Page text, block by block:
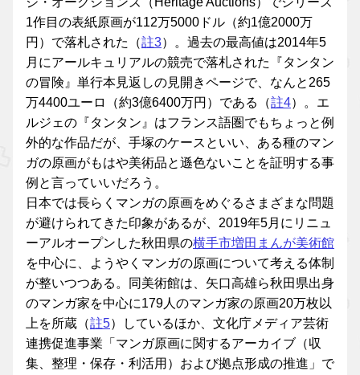
1作目の表紙原画が112万5000ドル（約1億2000万
円）で落札された（註3）。過去の最高値は2014年5
月にアールキュリアルの競売で落札された『タンタン
の冒険』単行本見返しの見開きページで、なんと265
万4400ユーロ（約3億6400万円）である（註4）。エ
ルジェの『タンタン』はフランス語圏でもちょっと例
外的な作品だが、手塚のケースといい、ある種のマン
ガの原画がもはや美術品と遜色ないことを証明する事
例と言っていいだろう。
日本では長らくマンガの原画をめぐるさまざまな問題
が避けられてきた印象があるが、2019年5月にリニュ
ーアルオープンした秋田県の横手市増田まんが美術館
を中心に、ようやくマンガの原画について考える体制
が整いつつある。同美術館は、矢口高雄ら秋田県出身
のマンガ家を中心に179人のマンガ家の原画20万枚以
上を所蔵（註5）しているほか、文化庁メディア芸術
連携促進事業「マンガ原画に関するアーカイブ（収
集、整理・保存・利活用）および拠点形成の推進」で